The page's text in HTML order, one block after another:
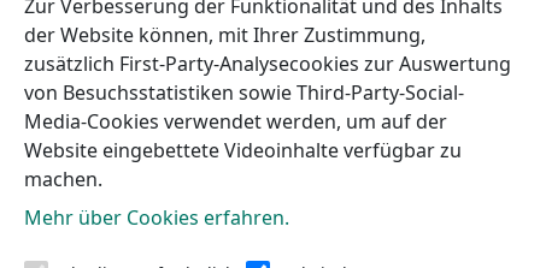
←Ferienhaus
‚Dīķmalas
Gästehaus
Steingeschichten→
Zur Verbesserung der Funktionalität und des Inhalts
der Website können, mit Ihrer Zustimmung,
zusätzlich First-Party-Analysecookies zur Auswertung
von Besuchsstatistiken sowie Third-Party-Social-
Media-Cookies verwendet werden, um auf der
Website eingebettete Videoinhalte verfügbar zu
machen.
Mehr über Cookies erfahren.